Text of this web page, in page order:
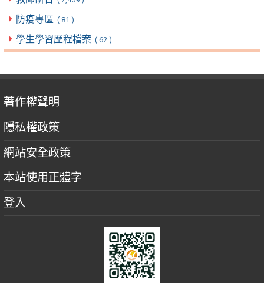
防疫專區 ( 81 )
學生學習歷程檔案 ( 62 )
著作權聲明
隱私權政策
網站安全政策
本站使用正體字
登入